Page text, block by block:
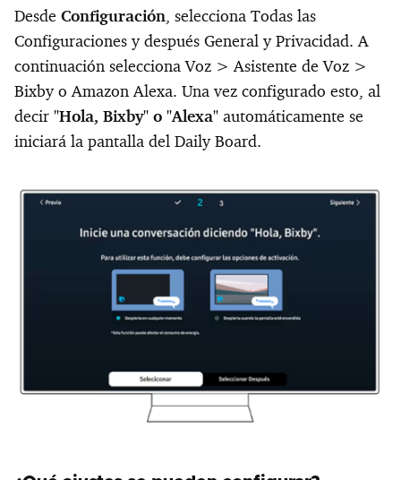
Desde Configuración, selecciona Todas las
Configuraciones y después General y Privacidad. A
continuación selecciona Voz > Asistente de Voz >
Bixby o Amazon Alexa. Una vez configurado esto, al
decir "Hola, Bixby" o "Alexa" automáticamente se
iniciará la pantalla del Daily Board.